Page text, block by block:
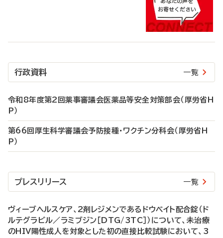
行政資料 一覧
令和8年度第2回薬事審議会医薬品等安全対策部会（厚労省H
P）
第66回厚生科学審議会予防接種・ワクチン分科会（厚労省H
P）
プレスリリース 一覧
ヴィーブヘルスケア、2剤レジメンであるドウベイト配合錠（ド
ルテグラビル／ラミブジン［DTG/3TC］）について、未治療
のHIV陽性成人を対象とした初の直接比較試験において、3